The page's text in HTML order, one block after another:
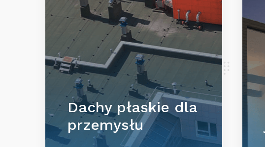
Dachy płaskie dla
przemysłu